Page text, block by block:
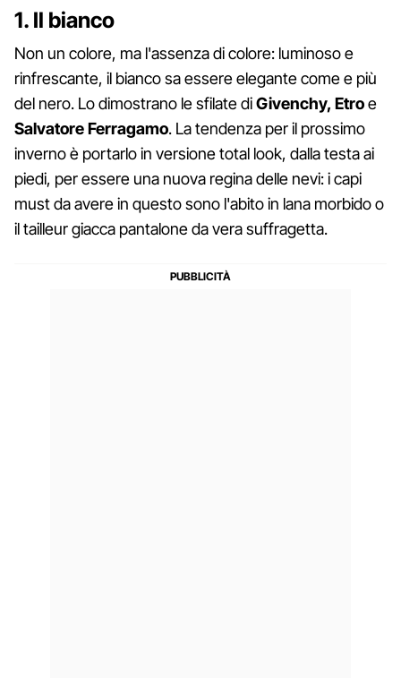
1. Il bianco
Non un colore, ma l'assenza di colore: luminoso e
rinfrescante, il bianco sa essere elegante come e più
del nero. Lo dimostrano le sfilate diGivenchy, Etroe
Salvatore Ferragamo. La tendenza per il prossimo
inverno è portarlo in versione total look, dalla testa ai
piedi, per essere una nuova regina delle nevi: i capi
must da avere in questo sono l'abito in lana morbido o
il tailleur giacca pantalone da vera suffragetta.